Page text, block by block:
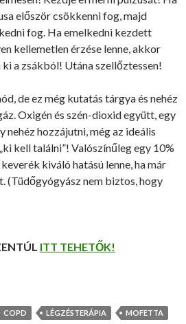
először csökkenni fog, majd
fog. Ha emelkedni kezdett
kellemetlen érzése lenne, akkor
a zsákból! Utána szellőztessen!
de ez még kutatás tárgya és nehéz
Oxigén és szén-dioxid együtt, egy
nehéz hozzájutni, még az ideális
kell találni”! Valószínűleg egy 10%
kiváló hatású lenne, ha már
(Tüdőgyógyász nem biztos, hogy
ITT TEHETŐK!
COPD LÉGZÉSTERÁPIA
MOFETTA